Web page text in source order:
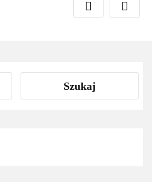
Załóż konto
Szukaj